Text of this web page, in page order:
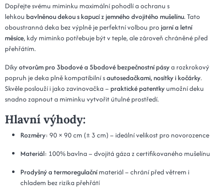
Dopřejte svému miminku maximální pohodlí a ochranu s
lehkou bavlněnou dekou s kapucí z jemného dvojitého mušelínu. Tato
oboustranná deka bez výplně je perfektní volbou pro jarní a letní
měsíce, kdy miminko potřebuje být v teple, ale zároveň chráněné před
přehřátím.
Díkyotvorům pro 3bodové a 5bodové bezpečnostní pásya rozkrokový
popruh je deka plně kompatibilní sautosedačkami, nosítky i kočárky.
Skvěle poslouží i jako zavinovačka – praktické patentkyumožní deku
snadno zapnout a miminku vytvořit útulné prostředí.
Hlavní výhody:
Rozměry: 90 × 90 cm (± 3 cm) – ideální velikost pro novorozence
Materiál: 100% bavlna – dvojitá gáza z certifikovaného mušelínu
Prodyšný a termoregulačnímateriál – chrání před větrem i
chladem bez rizika přehřátí